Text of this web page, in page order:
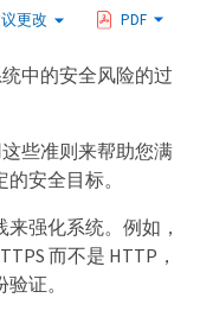
更改 PDF
中的安全风险的过
些准则来帮助您满
安全目标。
强化系统。例如，
而不是 HTTP，
证。